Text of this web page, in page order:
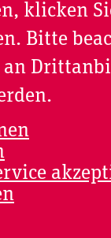
klicken
Bitte
an